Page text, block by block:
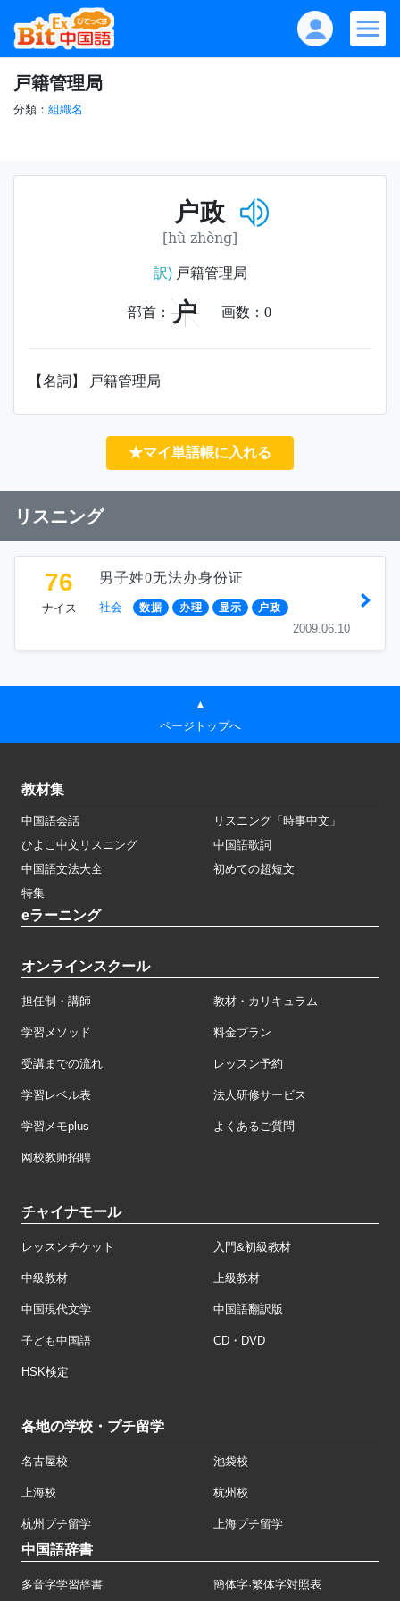
戸籍管理局
分類： 組織名
户政
[hù zhèng]
訳)戸籍管理局
部首： 户 画数： 0
【名詞】 戸籍管理局
★マイ単語帳に入れる
リスニング
76
ナイス
男子姓0无法办身份证
社会 数据 办理 显示 户政
2009.06.10
▲
ページトップへ
教材集
中国語会話
リスニング「時事中文」
ひよこ中文リスニング
中国語歌詞
中国語文法大全
初めての超短文
特集
eラーニング
オンラインスクール
担任制・講師 教材・カリキュラム
学習メソッド 料金プラン
受講までの流れ レッスン予約
学習レベル表 法人研修サービス
学習メモplus よくあるご質問
网校教师招聘
チャイナモール
レッスンチケット 入門&初級教材
中級教材 上級教材
中国現代文学 中国語翻訳版
子ども中国語 CD・DVD
HSK検定
各地の学校・プチ留学
名古屋校 池袋校
上海校 杭州校
杭州プチ留学 上海プチ留学
中国語辞書
多音字学習辞書 簡体字·繁体字対照表